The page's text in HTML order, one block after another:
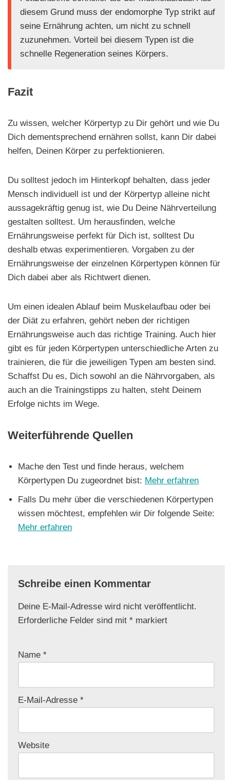
diesem Grund muss der endomorphe Typ strikt auf
seine Ernährung achten, um nicht zu schnell
zuzunehmen. Vorteil bei diesem Typen ist die
schnelle Regeneration seines Körpers.
Fazit
Zu wissen, welcher Körpertyp zu Dir gehört und wie Du
Dich dementsprechend ernähren sollst, kann Dir dabei
helfen, Deinen Körper zu perfektionieren.
Du solltest jedoch im Hinterkopf behalten, dass jeder
Mensch individuell ist und der Körpertyp alleine nicht
aussagekräftig genug ist, wie Du Deine Nährverteilung
gestalten solltest. Um herausfinden, welche
Ernährungsweise perfekt für Dich ist, solltest Du
deshalb etwas experimentieren. Vorgaben zu der
Ernährungsweise der einzelnen Körpertypen können für
Dich dabei aber als Richtwert dienen.
Um einen idealen Ablauf beim Muskelaufbau oder bei
der Diät zu erfahren, gehört neben der richtigen
Ernährungsweise auch das richtige Training. Auch hier
gibt es für jeden Körpertypen unterschiedliche Arten zu
trainieren, die für die jeweiligen Typen am besten sind.
Schaffst Du es, Dich sowohl an die Nährvorgaben, als
auch an die Trainingstipps zu halten, steht Deinem
Erfolge nichts im Wege.
Weiterführende Quellen
Mache den Test und finde heraus, welchem
Körpertypen Du zugeordnet bist: Mehr erfahren
Falls Du mehr über die verschiedenen Körpertypen
wissen möchtest, empfehlen wir Dir folgende Seite:
Mehr erfahren
Schreibe einen Kommentar
Deine E-Mail-Adresse wird nicht veröffentlicht.
Erforderliche Felder sind mit * markiert
Name *
E-Mail-Adresse *
Website